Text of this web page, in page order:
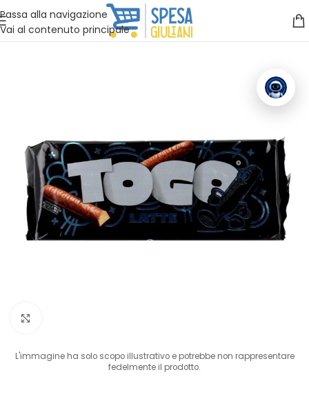
Passa alla navigazione
Vai al contenuto principale
Vuoi assistenza?Clicca qui e ti richiamiamo noi
L'immagine ha solo scopo illustrativo e potrebbe non rappresentare
fedelmente il prodotto.